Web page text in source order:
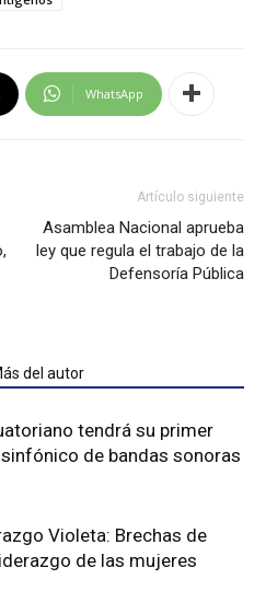
WhatsApp
Artículo siguiente
Asamblea Nacional aprueba
ley que regula el trabajo de la
Defensoría Pública
del autor
tendrá su primer
de bandas sonoras
Violeta: Brechas de
de las mujeres